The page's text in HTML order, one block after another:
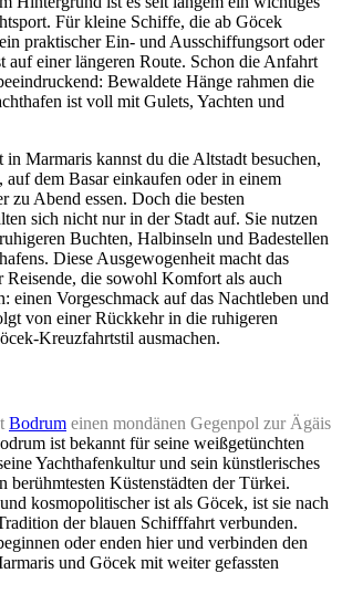
Für kleine Schiffe, die ab Göcek
praktischer Ein- und Ausschiffungsort oder
auf einer längeren Route. Schon die Anfahrt
Bewaldete Hänge rahmen die
ist voll mit Gulets, Yachten und
Marmaris kannst du die Altstadt besuchen,
dem Basar einkaufen oder in einem
zu Abend essen. Doch die besten
sich nicht nur in der Stadt auf. Sie nutzen
Buchten, Halbinseln und Badestellen
Diese Ausgewogenheit macht das
Reisende, die sowohl Komfort als auch
einen Vorgeschmack auf das Nachtleben und
von einer Rückkehr in die ruhigeren
Kreuzfahrtstil ausmachen.
Bodrum einen mondänen Gegenpol zur Ägäis
ist bekannt für seine weißgetünchten
Yachthafenkultur und sein künstlerisches
berühmtesten Küstenstädten der Türkei.
kosmopolitischer ist als Göcek, ist sie nach
der blauen Schifffahrt verbunden.
oder enden hier und verbinden den
und Göcek mit weiter gefassten